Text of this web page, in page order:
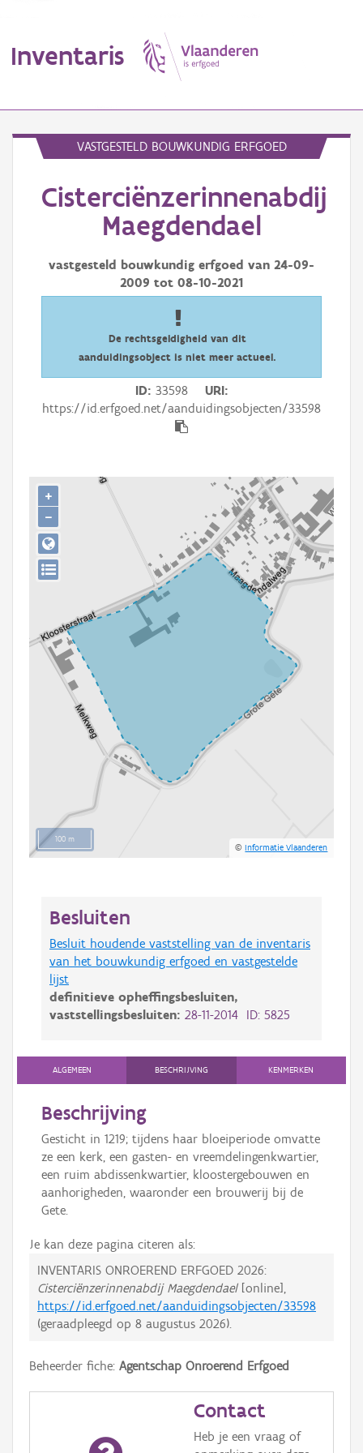
Inventaris
Erfgoedobject
Aanduidingsobject
Waarneming
Downloads
VASTGESTELD BOUWKUNDIG ERFGOED
Cisterciënzerinnenabdij
Maegdendael
vastgesteld bouwkundig erfgoed van 24-09-
2009 tot 08-10-2021
De rechtsgeldigheid van dit
aanduidingsobject is niet meer actueel.
ID 33598
URI
https://id.erfgoed.net/aanduidingsobjecten/33598
100 m
©Informatie Vlaanderen
+
−
Besluiten
Besluit houdende vaststelling van de inventaris
van het bouwkundig erfgoed en vastgestelde
lijst
definitieve opheffingsbesluiten,
vaststellingsbesluiten: 28-11-2014 ID: 5825
ALGEMEEN BESCHRIJVING KENMERKEN
Beschrijving
Gesticht in 1219; tijdens haar bloeiperiode omvatte
ze een kerk, een gasten- en vreemdelingenkwartier,
een ruim abdissenkwartier, kloostergebouwen en
aanhorigheden, waaronder een brouwerij bij de
Gete.
Je kan deze pagina citeren als:
INVENTARIS ONROEREND ERFGOED 2026:
Cisterciënzerinnenabdij Maegdendael[online],
https://id.erfgoed.net/aanduidingsobjecten/33598
(geraadpleegd op 8 augustus 2026).
Beheerder fiche: Agentschap Onroerend Erfgoed
Contact
Heb je een vraag of